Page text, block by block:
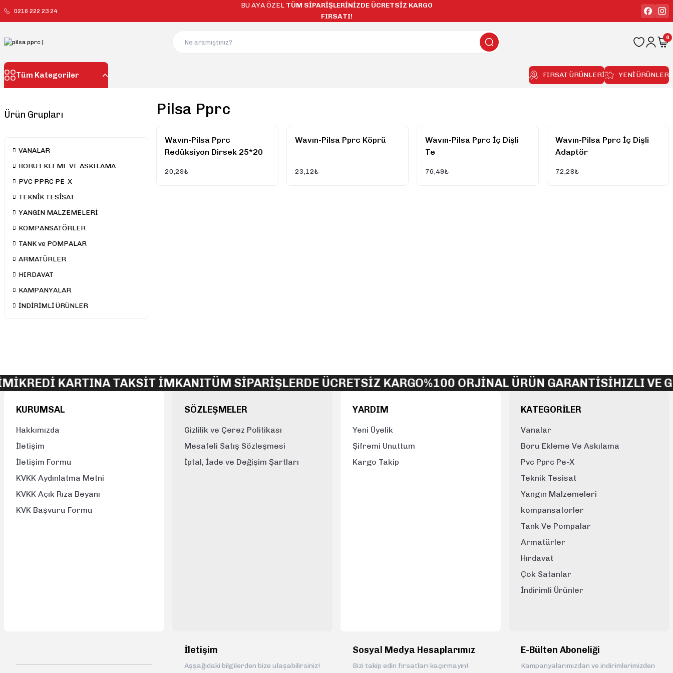
0216 222 23 24
BU AYA ÖZEL TÜM SİPARİŞLERİNİZDE ÜCRETSİZ KARGO
FIRSATI!
0
Tüm Kategoriler FIRSAT ÜRÜNLERİ YENİ ÜRÜNLER
Ürün Grupları
VANALAR
BORU EKLEME VE ASKILAMA
PVC PPRC PE-X
TEKNİK TESİSAT
YANGIN MALZEMELERİ
KOMPANSATÖRLER
TANK ve POMPALAR
ARMATÜRLER
HIRDAVAT
KAMPANYALAR
İNDİRİMLİ ÜRÜNLER
Pilsa Pprc
Wavın-Pilsa Pprc
Redüksiyon Dirsek 25*20
20,29₺
Wavın-Pilsa Pprc Köprü
23,12₺
Wavın-Pilsa Pprc İç Dişli
Te
76,49₺
Wavın-Pilsa Pprc İç Dişli
Adaptör
72,28₺
KREDİ KARTINA TAKSİT İMKANITÜM SİPARİŞLERDE ÜCRETSİZ KARGO%100 ORJİNAL ÜRÜN GARANTİSİHIZLI VE
KURUMSAL
Hakkımızda
İletişim
İletişim Formu
KVKK Aydınlatma Metni
KVKK Açık Rıza Beyanı
KVK Başvuru Formu
SÖZLEŞMELER
Gizlilik ve Çerez Politikası
Mesafeli Satış Sözleşmesi
İptal, İade ve Değişim Şartları
YARDIM
Yeni Üyelik
Şifremi Unuttum
Kargo Takip
KATEGORİLER
Vanalar
Boru Ekleme Ve Askılama
Pvc Pprc Pe-X
Teknik Tesisat
Yangın Malzemeleri
kompansatorler
Tank Ve Pompalar
Armatürler
Hırdavat
Çok Satanlar
İndirimli Ürünler
İletişim
Aşşağıdaki bilgilerden bize ulaşabilirsiniz!
Sosyal Medya Hesaplarımız
Bizi takip edin fırsatları kaçırmayın!
E-Bülten Aboneliği
Kampanyalarımızdan ve indirimlerimizden